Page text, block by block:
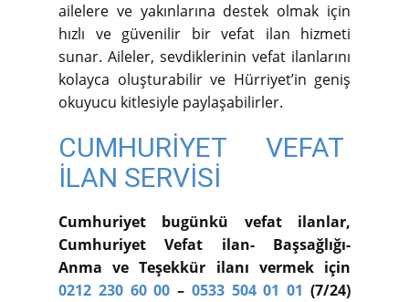
ailelere ve yakınlarına destek olmak için
hızlı ve güvenilir bir vefat ilan hizmeti
sunar. Aileler, sevdiklerinin vefat ilanlarını
kolayca oluşturabilir ve Hürriyet’in geniş
okuyucu kitlesiyle paylaşabilirler.
CUMHURİYET VEFAT
İLAN SERVİSİ
Cumhuriyet bugünkü vefat ilanlar,
Cumhuriyet Vefat ilan- Başsağlığı-
Anma ve Teşekkür ilanı vermek için
0212 230 60 00 – 0533 504 01 01 (7/24)